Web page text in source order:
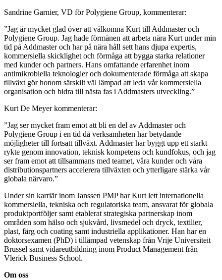
Sandrine Garnier, VD för Polygiene Group, kommenterar:
”Jag är mycket glad över att välkomna Kurt till Addmaster och
Polygiene Group. Jag hade förmånen att arbeta nära Kurt under min
tid på Addmaster och har på nära håll sett hans djupa expertis,
kommersiella skicklighet och förmåga att bygga starka relationer
med kunder och partners. Hans omfattande erfarenhet inom
antimikrobiella teknologier och dokumenterade förmåga att skapa
tillväxt gör honom särskilt väl lämpad att leda vår kommersiella
organisation och bidra till nästa fas i Addmasters utveckling.”
Kurt De Meyer kommenterar:
”Jag ser mycket fram emot att bli en del av Addmaster och
Polygiene Group i en tid då verksamheten har betydande
möjligheter till fortsatt tillväxt. Addmaster har byggt upp ett starkt
rykte genom innovation, teknisk kompetens och kundfokus, och jag
ser fram emot att tillsammans med teamet, våra kunder och våra
distributionspartners accelerera tillväxten och ytterligare stärka vår
globala närvaro.”
Under sin karriär inom Janssen PMP har Kurt lett internationella
kommersiella, tekniska och regulatoriska team, ansvarat för globala
produktportföljer samt etablerat strategiska partnerskap inom
områden som hälso och sjukvård, livsmedel och dryck, textilier,
plast, färg och coating samt industriella applikationer. Han har en
doktorsexamen (PhD) i tillämpad vetenskap från Vrije Universiteit
Brussel samt vidareutbildning inom Product Management från
Vlerick Business School.
Om oss